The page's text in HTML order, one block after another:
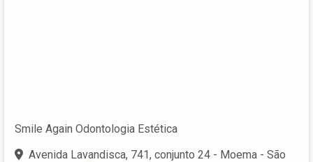
Smile Again Odontologia Estética
Avenida Lavandisca, 741, conjunto 24 - Moema - São